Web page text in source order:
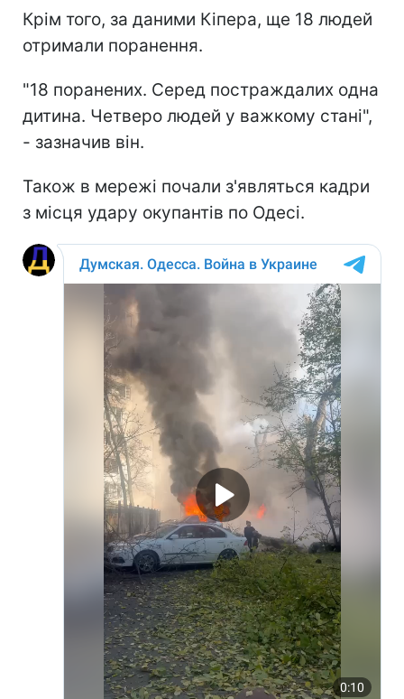
Крім того, за даними Кіпера, ще 18 людей
отримали поранення.
"18 поранених. Серед постраждалих одна
дитина. Четверо людей у важкому стані",
- зазначив він.
Також в мережі почали з'являться кадри
з місця удару окупантів по Одесі.